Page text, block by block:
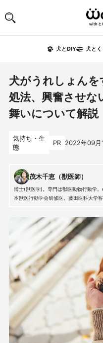
犬とDIY 犬とく
犬がうれしょん
処法、興奮させな
舞いについて解説
気持ち・生
態
PR 2022年09月
茂木千恵（獣医師）
博士(獣医学)。専門は獣医動物行動学
本獣医行動学会研修医。藤田医科大学客